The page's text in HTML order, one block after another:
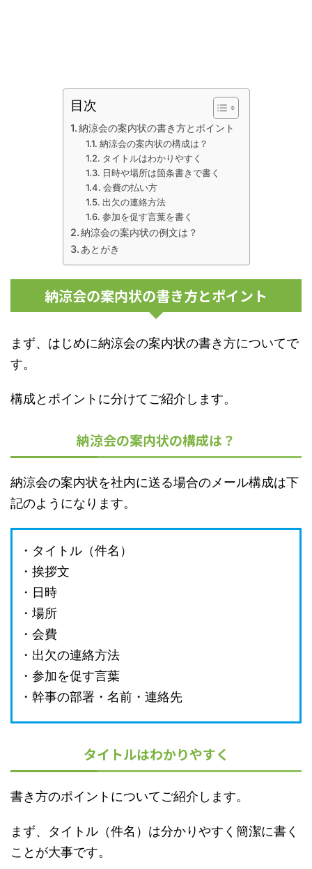
目次
納涼会の案内状の書き方とポイント
納涼会の案内状の構成は？
タイトルはわかりやすく
日時や場所は箇条書きで書く
会費の払い方
出欠の連絡方法
参加を促す言葉を書く
納涼会の案内状の例文は？
あとがき
納涼会の案内状の書き方とポイント
まず、はじめに納涼会の案内状の書き方についてで
す。
構成とポイントに分けてご紹介します。
納涼会の案内状の構成は？
納涼会の案内状を社内に送る場合のメール構成は下
記のようになります。
・タイトル（件名）
・挨拶文
・日時
・場所
・会費
・出欠の連絡方法
・参加を促す言葉
・幹事の部署・名前・連絡先
タイトルはわかりやすく
書き方のポイントについてご紹介します。
まず、タイトル（件名）は分かりやすく簡潔に書く
ことが大事です。